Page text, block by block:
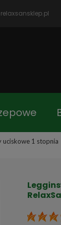
uciskowe 1 stopnia